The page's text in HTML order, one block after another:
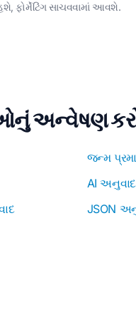
ફોર્મેટિંગ સાચવવામાં આવશે.
અન્વેષણ
જન્મ
AI
JSON